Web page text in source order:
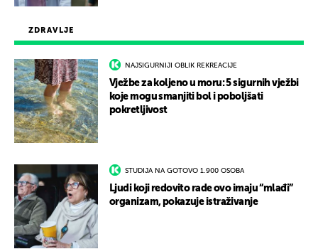
ZDRAVLJE
NAJSIGURNIJI OBLIK REKREACIJE
Vježbe za koljeno u moru: 5 sigurnih vježbi
koje mogu smanjiti bol i poboljšati
pokretljivost
STUDIJA NA GOTOVO 1.900 OSOBA
Ljudi koji redovito rade ovo imaju “mlađi”
organizam, pokazuje istraživanje